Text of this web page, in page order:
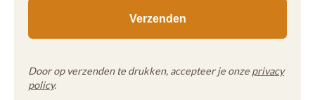
Door op verzenden te drukken, accepteer je onze privacy
policy.